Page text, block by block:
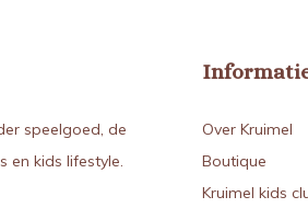
speelgoed, de
en kids lifestyle.
Over Kruimel
Boutique
Kruimel kids